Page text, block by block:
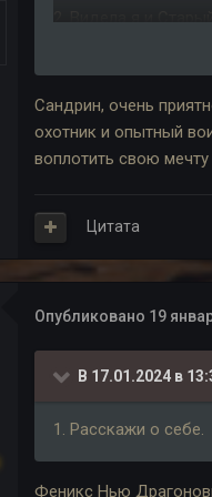
2. Видела я и
правы. Болотные
хочется
вместе
нужно менять, а
собирать руду
школой для
послужить на благо
Хотела бы выбрать
Сандрин, очень
охотник и опытный
воплотить свою
Цитата
Опубликовано 19
В 17.01.2024 в
1. Расскажи о себе.
Феникс Нью